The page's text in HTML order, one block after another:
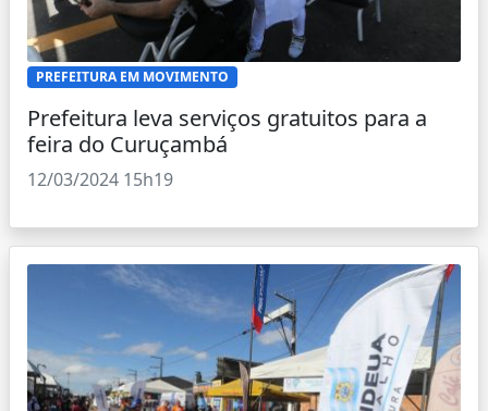
PREFEITURA EM MOVIMENTO
Prefeitura leva serviços gratuitos para a
feira do Curuçambá
12/03/2024 15h19